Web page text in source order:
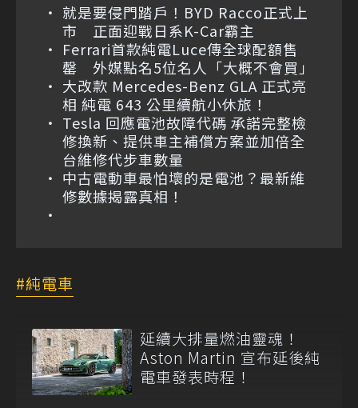
就是要侵門踏戶！BYD Racco正式上
市 正面迎戰日系K-Car霸主
Ferrari首款純電Luce傳全球配額售
罄 外媒點名5位名人「大概不會買」
大改款 Mercedes-Benz GLA 正式亮
相 純電 643 公里續航小休旅！
Tesla 回應電池故障代碼 承諾完整檢
修換新、提供車主補償方案並加倍全
台維修代步車數量
中古電動車最怕壞的是電池？最新維
修數據揭露真相！
純電車
延續大排量燃油靈魂！
Aston Martin 宣布延後純
電車發表時程！